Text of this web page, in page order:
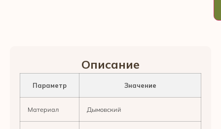
Описание
Параметр Значение
Материал Дымовский